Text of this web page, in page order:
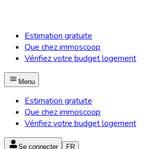
Estimation gratuite
Que chez immoscoop
Vérifiez votre budget logement
Menu
Estimation gratuite
Que chez immoscoop
Vérifiez votre budget logement
Se connecter FR